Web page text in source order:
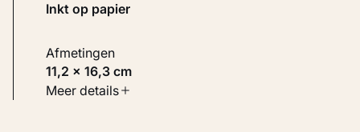
Inkt op papier
Afmetingen
11,2 × 16,3 cm
Soort werk
Meer details